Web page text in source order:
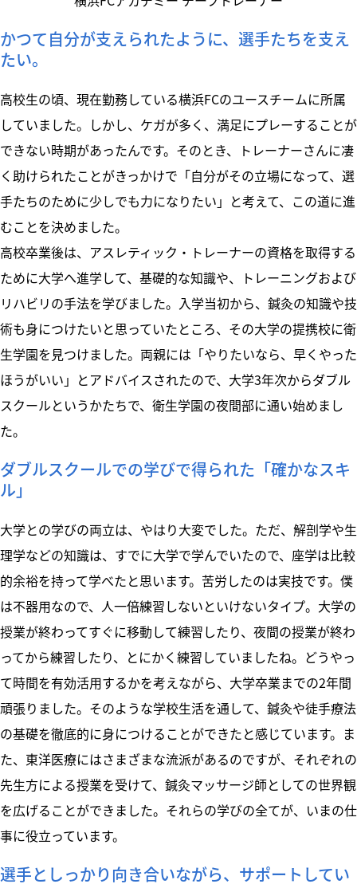
かつて自分が支えられたように、選手たちを支え
たい。
高校生の頃、現在勤務している横浜FCのユースチームに所属
していました。しかし、ケガが多く、満足にプレーすることが
できない時期があったんです。そのとき、トレーナーさんに凄
く助けられたことがきっかけで「自分がその立場になって、選
手たちのために少しでも力になりたい」と考えて、この道に進
むことを決めました。
高校卒業後は、アスレティック・トレーナーの資格を取得する
ために大学へ進学して、基礎的な知識や、トレーニングおよび
リハビリの手法を学びました。入学当初から、鍼灸の知識や技
術も身につけたいと思っていたところ、その大学の提携校に衛
生学園を見つけました。両親には「やりたいなら、早くやった
ほうがいい」とアドバイスされたので、大学3年次からダブル
スクールというかたちで、衛生学園の夜間部に通い始めまし
た。
ダブルスクールでの学びで得られた「確かなスキ
ル」
大学との学びの両立は、やはり大変でした。ただ、解剖学や生
理学などの知識は、すでに大学で学んでいたので、座学は比較
的余裕を持って学べたと思います。苦労したのは実技です。僕
は不器用なので、人一倍練習しないといけないタイプ。大学の
授業が終わってすぐに移動して練習したり、夜間の授業が終わ
ってから練習したり、とにかく練習していましたね。どうやっ
て時間を有効活用するかを考えながら、大学卒業までの2年間
頑張りました。そのような学校生活を通して、鍼灸や徒手療法
の基礎を徹底的に身につけることができたと感じています。ま
た、東洋医療にはさまざまな流派があるのですが、それぞれの
先生方による授業を受けて、鍼灸マッサージ師としての世界観
を広げることができました。それらの学びの全てが、いまの仕
事に役立っています。
選手としっかり向き合いながら、サポートしてい